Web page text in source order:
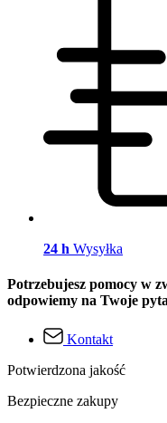
24 h Wysyłka
Potrzebujesz pomocy w
odpowiemy na Twoje
Kontakt
Potwierdzona jakość
Bezpieczne zakupy